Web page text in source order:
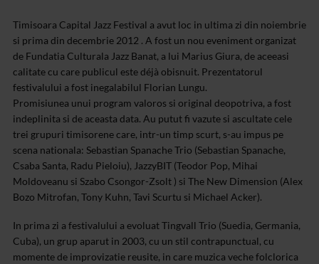
Timisoara Capital Jazz Festival a avut loc in ultima zi din noiembrie
si prima din decembrie 2012 . A fost un nou eveniment organizat
de Fundatia Culturala Jazz Banat, a lui Marius Giura, de aceeasi
calitate cu care publicul este déjà obisnuit. Prezentatorul
festivalului a fost inegalabilul Florian Lungu.
Promisiunea unui program valoros si original deopotriva, a fost
indeplinita si de aceasta data. Au putut fi vazute si ascultate cele
trei grupuri timisorene care, intr-un timp scurt, s-au impus pe
scena nationala: Sebastian Spanache Trio (Sebastian Spanache,
Csaba Santa, Radu Pieloiu), JazzyBIT (Teodor Pop, Mihai
Moldoveanu si Szabo Csongor-Zsolt ) si The New Dimension (Alex
Bozo Mitrofan, Tony Kuhn, Tavi Scurtu si Michael Acker).
In prima zi a festivalului a evoluat Tingvall Trio (Suedia, Germania,
Cuba), un grup aparut in 2003, cu un stil contrapunctual, cu
momente de improvizatie reusite, in care muzica veche folclorica